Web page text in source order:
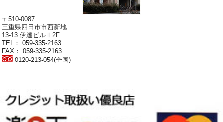
〒510-0087
三重県四日市市西新地
13-13 伊達ビルⅡ2F
TEL： 059-335-2163
FAX： 059-335-2163
0120-213-054(全国)